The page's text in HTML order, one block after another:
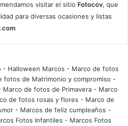
visitar el sitio Fotocov, que
para diversas ocasiones y listas
- Halloween Marcos - Marco de fotos
fotos de Matrimonio y compromiso -
Marco de fotos de Primavera- Marco
de fotos rosas y flores - Marco de
- Marcos de feliz cumpleaños -
Fotos Infantiles - Marcos Fotos